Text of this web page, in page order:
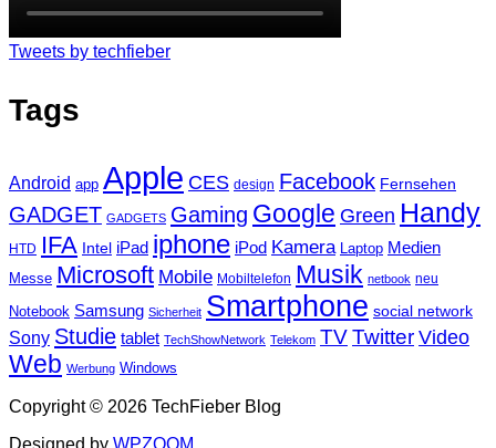
Tweets by techfieber
Tags
Android app Apple CES design Facebook Fernsehen
GADGET GADGETS Gaming Google Green Handy
HTD IFA Intel iPad iphone iPod Kamera Laptop Medien
Messe Microsoft Mobile Mobiltelefon Musik netbook neu
Notebook Samsung Sicherheit Smartphone social network
Sony Studie tablet TechShowNetwork Telekom TVTwitter Video
Web Werbung Windows
Copyright © 2026 TechFieber Blog
Designed by WPZOOM